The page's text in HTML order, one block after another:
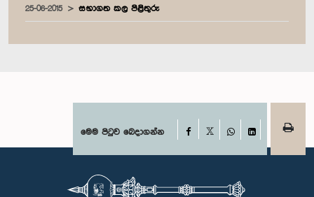
25-06-2015 සභාගත කල පිළිතුරු
මෙම පිටුව බෙදාගන්න Facebook
WhatsAppLinkedIn